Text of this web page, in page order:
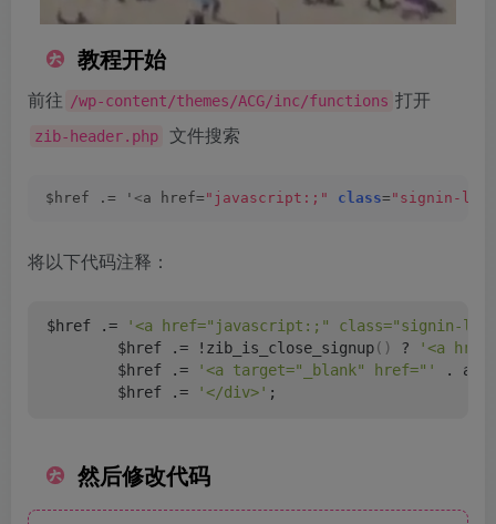
教程开始
前往 /wp-content/themes/ACG/inc/functions 打开
zib-header.php 文件搜索
$href .= ' <a href= "javascript:;" class= "signin-
将以下代码注释：
$href .=
'<a href="javascript:;" class="signin-
        $href .= !zib_is_close_signup
() ?
'<a
        $href .=
'<a target="_blank" href="'
.
        $href .=
'</div>' ;
然后修改代码